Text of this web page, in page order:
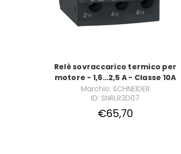
Relè sovraccarico termico per
motore - 1,6…2,5 A - Classe 10A
Marchio: SCHNEIDER
ID: SNRLR3D07
€65,70